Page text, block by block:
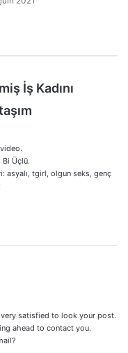
İş Kadını
Üçlü.
asyalı, tgirl, olgun seks, genç
satisfied to look your post.
ahead to contact you.